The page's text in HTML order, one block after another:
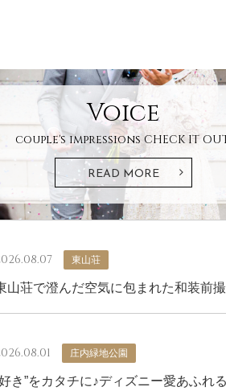
Voice
couple's impressionsCHECK IT
READ MORE
東山荘
山荘で澄んだ空気に包まれた和装前
庄内緑地公園
き”をカタチに♪ディズニー愛あふれ